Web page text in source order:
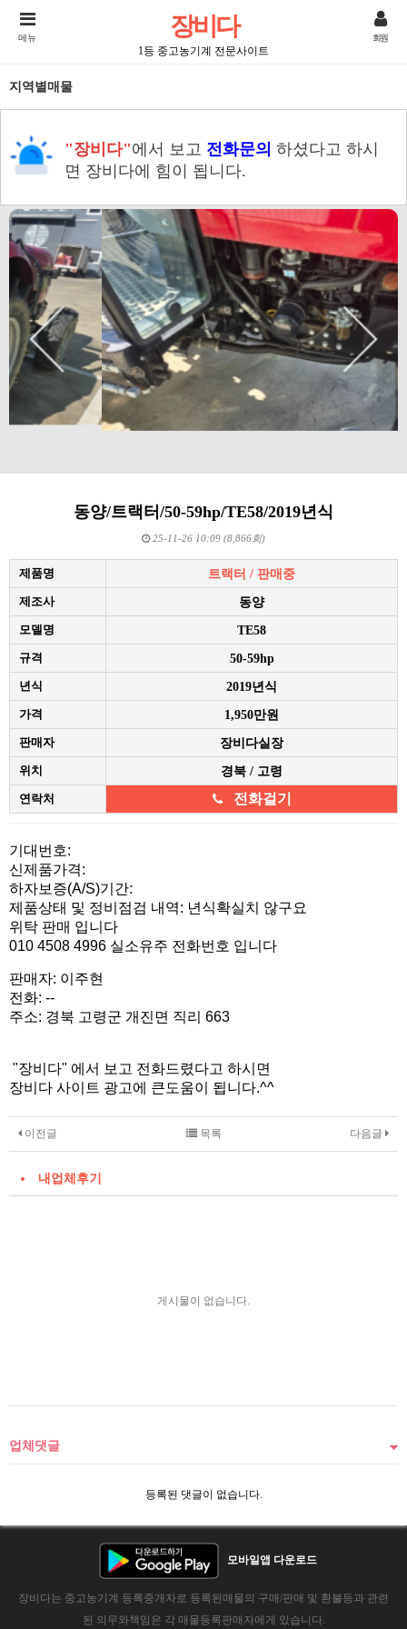
장비다
1등 중고농기계 전문사이트
메뉴 회원
지역별매물
"장비다"에서 보고 전화문의 하셨다고 하시
면 장비다에 힘이 됩니다.
동양/트랙터/50-59hp/TE58/2019년식
25-11-26 10:09 (8,866회)
제품명 트랙터 / 판매중
제조사 동양
모델명 TE58
규격 50-59hp
년식 2019년식
가격 1,950만원
판매자 장비다실장
위치 경북 / 고령
연락처 전화걸기
본문
기대번호:
신제품가격:
하자보증(A/S)기간:
제품상태 및 정비점검 내역: 년식확실치 않구요
위탁 판매 입니다
010 4508 4996 실소유주 전화번호 입니다
판매자: 이주현
전화: --
주소: 경북 고령군 개진면 직리 663
"장비다" 에서 보고 전화드렸다고 하시면
장비다 사이트 광고에 큰도움이 됩니다.^^
이전글 다음글
목록
내업체후기
게시물이 없습니다.
업체댓글
등록된 댓글이 없습니다.
모바일앱 다운로드
장비다는 중고농기계 등록중개자로 등록된매물의 구매/판매 및 환불등과 관련
된 의무와책임은 각 매물등록판매자에게 있습니다.